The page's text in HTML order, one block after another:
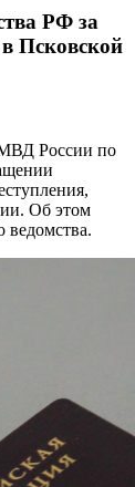
РФ за
Псковской
России по
Об этом